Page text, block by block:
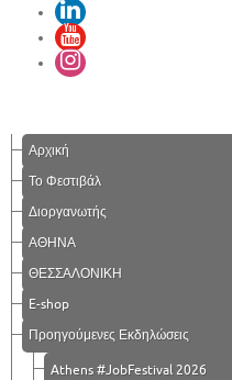
Αρχική
Το Φεστιβάλ
Διοργανωτής
ΑΘΗΝΑ
ΘΕΣΣΑΛΟΝΙΚΗ
E-shop
Προηγούμενες Εκδηλώσεις
Athens #JobFestival 2026